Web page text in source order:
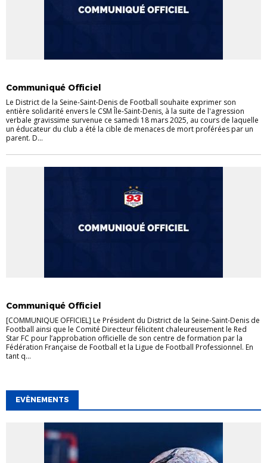
Communiqué Officiel
Le District de la Seine-Saint-Denis de Football souhaite exprimer son
entière solidarité envers le CSM Île-Saint-Denis, à la suite de l'agression
verbale gravissime survenue ce samedi 18 mars 2025, au cours de laquelle
un éducateur du club a été la cible de menaces de mort proférées par un
parent. D...
Communiqué Officiel
[COMMUNIQUE OFFICIEL] Le Président du District de la Seine-Saint-Denis de
Football ainsi que le Comité Directeur félicitent chaleureusement le Red
Star FC pour l’approbation officielle de son centre de formation par la
Fédération Française de Football et la Ligue de Football Professionnel. En
tant q...
EVÈNEMENTS